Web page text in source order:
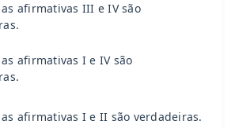
afirmativas III e IV são
afirmativas I e IV são
afirmativas I e II são verdadeiras.